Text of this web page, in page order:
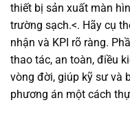
thiết bị sản xuất màn
trường sạch.<. Hãy cụ
nhận và KPI rõ ràng.
thao tác, an toàn, điều
vòng đời, giúp kỹ sư và
phương án một cách